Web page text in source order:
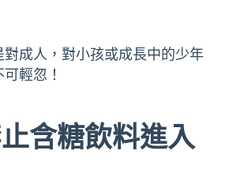
成人，對小孩或成長中的少年
輕忽！
含糖飲料進入